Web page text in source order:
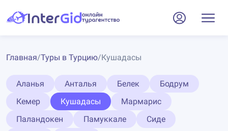
Главная/Туры в Турцию/Кушадасы
Аланья Анталья Белек
Бодрум
Кемер
Кушадасы
Мармарис
Паландокен
Памуккале
Сиде